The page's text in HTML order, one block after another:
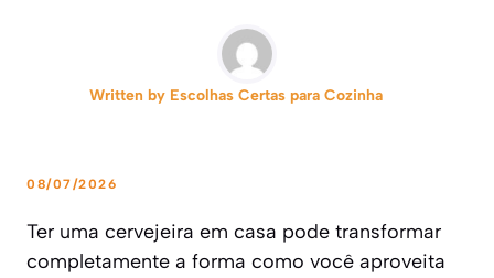
Written by Escolhas Certas para Cozinha
08/07/2026
Ter uma cervejeira em casa pode transformar
completamente a forma como você aproveita